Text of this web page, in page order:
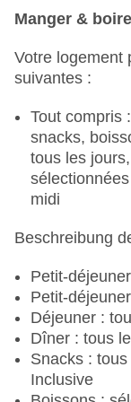
Manger & boire
Votre logement
suivantes :
Tout compris
snacks,
tous les
midi
Beschreibung
Petit-
Petit-
Déjeuner :
Dîner : tous
Snacks : tous
Inclusive